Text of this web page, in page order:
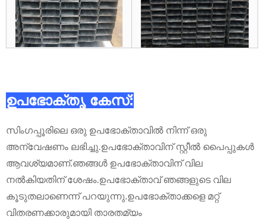
ഉപഭോക്തൃ കേസ്:
സിംഗപ്പൂരിലെ ഒരു ഉപഭോക്താവിൽ നിന്ന് ഒരു
അന്വേഷണം ലഭിച്ചു.ഉപഭോക്താവിന് സ്റ്റീൽ പൈപ്പുകൾ
ആവശ്യമാണ്.ഞങ്ങൾ ഉപഭോക്താവിന് വില
നൽകിയതിന് ശേഷം.ഉപഭോക്താവ് ഞങ്ങളുടെ വില
കൂടുതലാണെന്ന് പറയുന്നു.ഉപഭോക്താക്കളെ മറ്റ്
വിതരണക്കാരുമായി താരതമ്യം